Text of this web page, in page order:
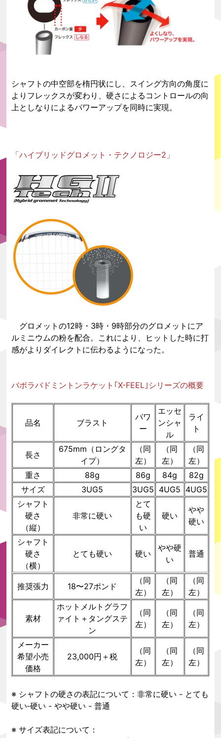
シャフトの中空部を楕円状にし、スイング方向の角度に
よりフレックスが変わり、硬さによるコントロールの向
上としなりによるパワーアップを同時に実現。
「ハイブリッドグロメット・テクノロジー2」
グロメットの12時・3時・9時部分のグロメットにア
ルミニウムの粉を配合。これにより、ヒットした時に打
感がよりダイレクトに伝わるようになった。
バボラバドミントンラケット｢X-FEEL｣シリーズの概要
品名 ブラスト
パワ
ー
エッセ
ンシャ
ル
ライ
ト
長さ
675mm（ロングタ
イプ）
（同
左）
（同
左）
（同
左）
重さ
88g 86g 84g
82g
サイズ
3UG5 3UG5 4UG5 4UG5
シャフト
硬さ
（縦）
非常に硬い
とて
も硬
い
硬い
やや
硬い
シャフト
硬さ
（横）
とても硬い 硬い
やや硬
い
普通
推奨張力 18〜27ポンド
（同
左）
（同
左）
（同
左）
素材
ホットメルトグラフ
ァイト＋タングステ
ン
（同
左）
（同
左）
（同
左）
メーカー
希望小売
価格
23,000円＋税
（同
左）
（同
左）
（同
左）
※ シャフトの硬さの表記について：非常に硬い - とても
硬い‐硬い - やや硬い - 普通
※ サイズ表記について：